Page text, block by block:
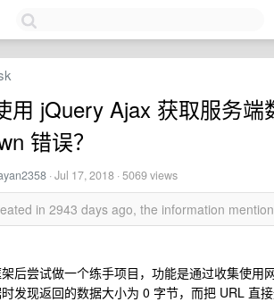
用 jQuery Ajax 获取服务端
错误？
·Jul 17, 2018 · 5069 views
in 2943 days ago, the information
后尝试做一个练手项目，功能是通过收集使
发现返回的数据大小为 0 字节，而把 URL 直